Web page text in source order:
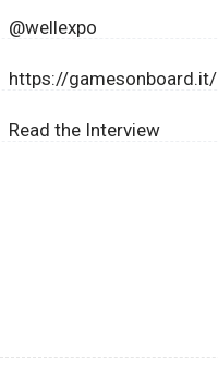
@wellexpo
https://gamesonboard.it/
Read the Interview